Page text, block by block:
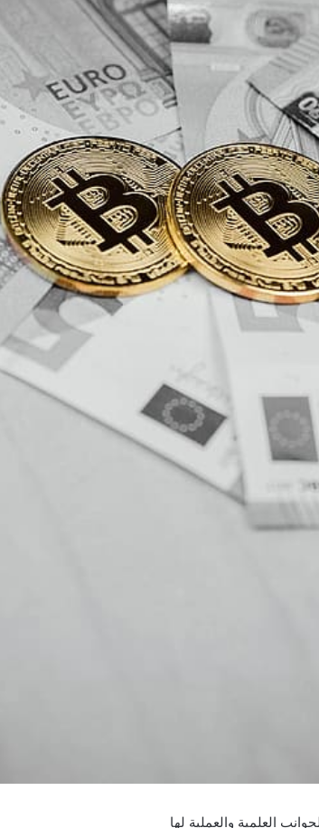
العلمية والعملية لها